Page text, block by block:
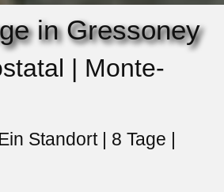
in Gressoney
| Monte-
Standort | 8 Tage |